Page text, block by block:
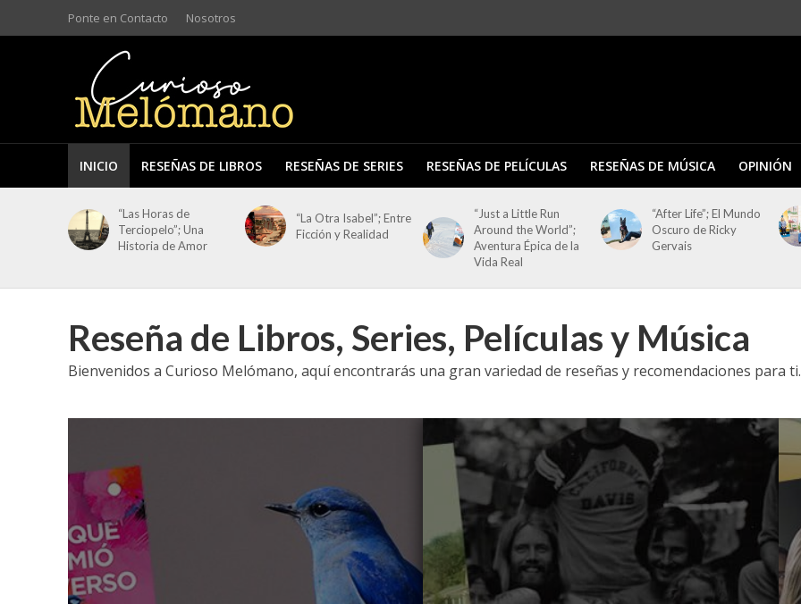
Ponte en Contacto Nosotros
INICIO RESEÑAS DE LIBROS RESEÑAS DE SERIES RESEÑAS DE PELÍCULAS RESEÑAS DE MÚSICA OPINIÓN
“Las Horas de
Terciopelo”; Una
Historia de Amor
“La Otra Isabel”; Entre
Ficción y Realidad
“Just a Little Run
Around the World”;
Aventura Épica de la
Vida Real
“After Life”; El Mundo
Oscuro de Ricky
Gervais
Reseña de Libros, Series, Películas y Música
Bienvenidos a Curioso Melómano, aquí encontrarás una gran variedad de reseñas y recomendaciones para ti.